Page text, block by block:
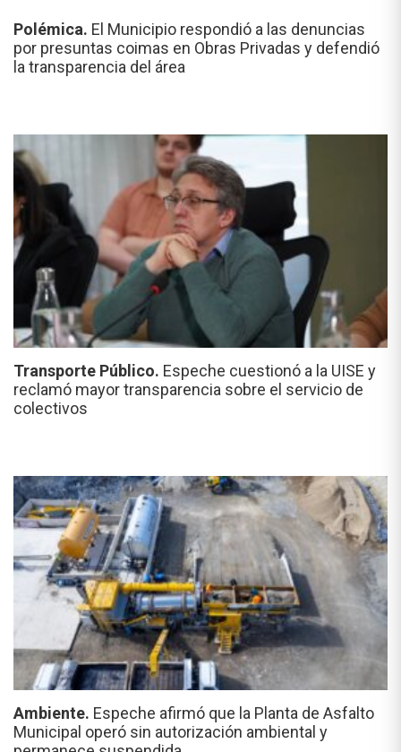
Polémica. El Municipio respondió a las denuncias
por presuntas coimas en Obras Privadas y defendió
la transparencia del área
Transporte Público. Espeche cuestionó a la UISE y
reclamó mayor transparencia sobre el servicio de
colectivos
Ambiente. Espeche afirmó que la Planta de Asfalto
Municipal operó sin autorización ambiental y